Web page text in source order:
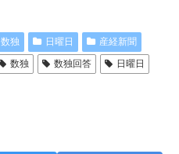
数独 日曜日
産経新聞
数独 数独回答
日曜日